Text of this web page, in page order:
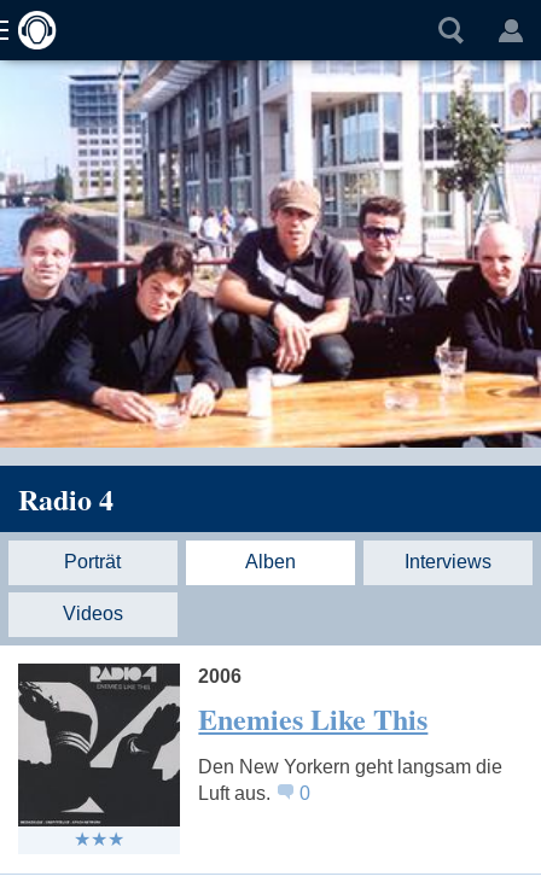
Radio 4
Porträt Alben Interviews
Videos
2006
Enemies Like This
Den New Yorkern geht langsam die
Luft aus.
0